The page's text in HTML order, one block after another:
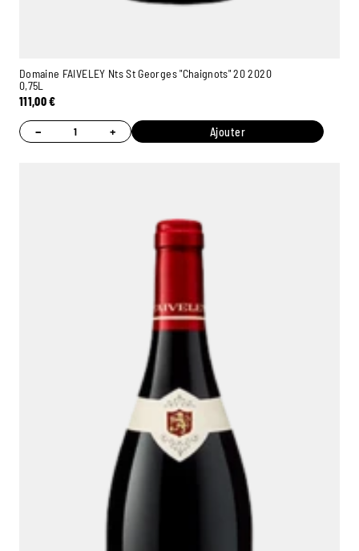
Domaine FAIVELEY Nts St Georges "Chaignots" 20 2020
0,75L
111,00€
− + Ajouter